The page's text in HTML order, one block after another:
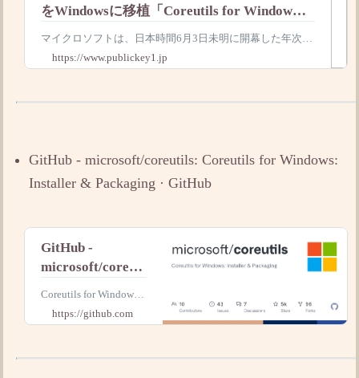
をWindowsに移植「Coreutils for Window」
一般公開
マイクロソフトは、日本時間6月3日未明に開幕した年次イ
ベント「Microsoft Build 2026」で、UNIX系の基本的なコ
マンド群をWindowsに移植した「Coreutils for Win
https://www.publickey1.jp
GitHub - microsoft/coreutils: Coreutils for Windows:
Installer & Packaging · GitHub
GitHub -
microsoft/coreuti
Installer &
Coreutils for Windows: I
nstaller & Packaging. C
ontribute to microsoft/c
creat
https://github.com